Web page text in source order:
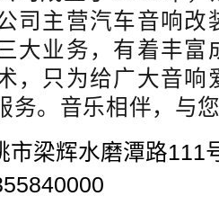
司主营汽车音响改
大业务，有着丰富
，只为给广大音响
。 音乐相伴，与
市梁辉水磨潭路111